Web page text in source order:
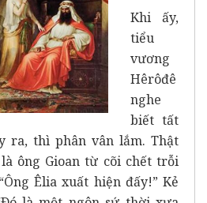
Khi ấy,
tiểu
vương
Hêrôđê
nghe
biết tất
ra, thì phân vân lắm. Thật
ông Gioan từ cõi chết trỗi
Êlia xuất hiện đấy!” Kẻ